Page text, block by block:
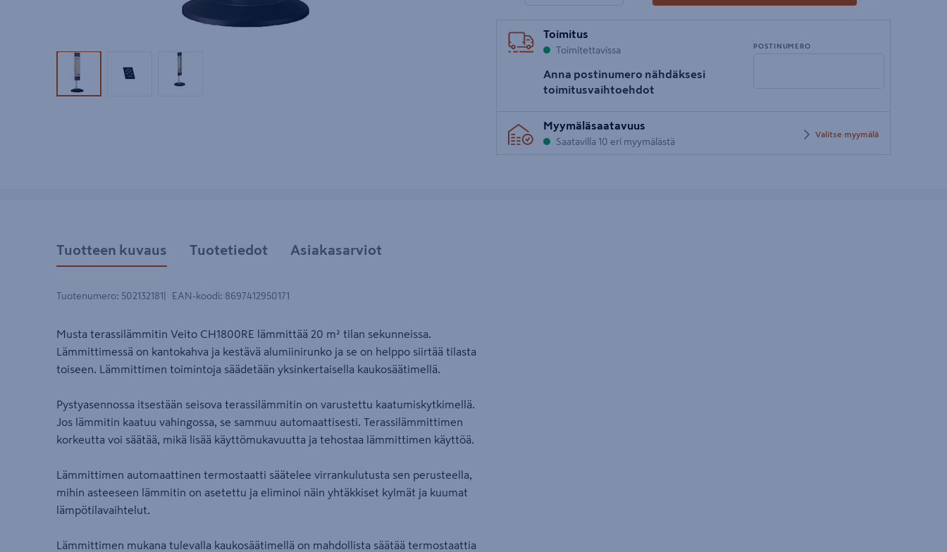
Tuotekuva 1Tuotekuva 2Tuotekuva 3
Toimitus
Toimitettavissa
Anna postinumero nähdäksesi
toimitusvaihtoehdot
POSTINUMERO
postinumero
Myymäläsaatavuus
Saatavilla 10 eri myymälästä
Valitse myymälä
Tuotteen kuvaus Tuotetiedot Asiakasarviot
Tuotenumero: 502132181 EAN-koodi: 8697412950171
Musta terassilämmitin Veito CH1800RE lämmittää 20 m² tilan sekunneissa.
Lämmittimessä on kantokahva ja kestävä alumiinirunko ja se on helppo siirtää tilasta
toiseen. Lämmittimen toimintoja säädetään yksinkertaisella kaukosäätimellä.
Pystyasennossa itsestään seisova terassilämmitin on varustettu kaatumiskytkimellä.
Jos lämmitin kaatuu vahingossa, se sammuu automaattisesti. Terassilämmittimen
korkeutta voi säätää, mikä lisää käyttömukavuutta ja tehostaa lämmittimen käyttöä.
Lämmittimen automaattinen termostaatti säätelee virrankulutusta sen perusteella,
mihin asteeseen lämmitin on asetettu ja eliminoi näin yhtäkkiset kylmät ja kuumat
lämpötilavaihtelut.
Lämmittimen mukana tulevalla kaukosäätimellä on mahdollista säätää termostaattia